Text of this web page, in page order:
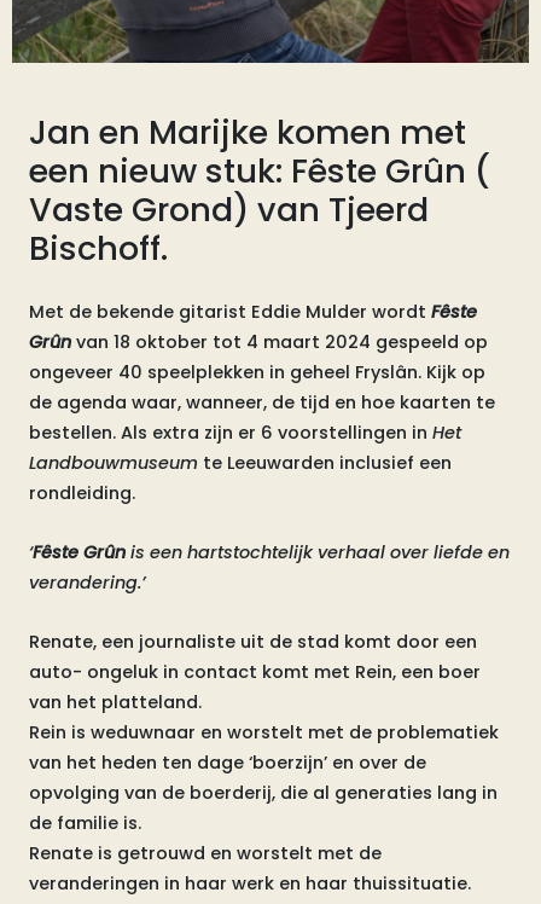
Jan en Marijke komen met
een nieuw stuk: Fêste Grûn (
Vaste Grond) van Tjeerd
Bischoff.
Met de bekende gitarist Eddie Mulder wordt Fêste
Grûn van 18 oktober tot 4 maart 2024 gespeeld op
ongeveer 40 speelplekken in geheel Fryslân. Kijk op
de agenda waar, wanneer, de tijd en hoe kaarten te
bestellen. Als extra zijn er 6 voorstellingen in Het
Landbouwmuseum te Leeuwarden inclusief een
rondleiding.
‘Fêste Grûn is een hartstochtelijk verhaal over liefde en
verandering.’
Renate, een journaliste uit de stad komt door een
auto- ongeluk in contact komt met Rein, een boer
van het platteland.
Rein is weduwnaar en worstelt met de problematiek
van het heden ten dage ‘boerzijn’ en over de
opvolging van de boerderij, die al generaties lang in
de familie is.
Renate is getrouwd en worstelt met de
veranderingen in haar werk en haar thuissituatie.